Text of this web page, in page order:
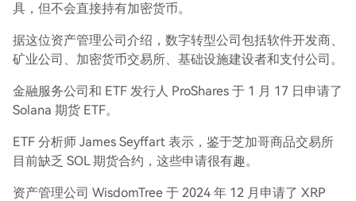
具，但不会直接持有加密货币。
据这位资产管理公司介绍，数字转型公司包括软件开发商、
矿业公司、加密货币交易所、基础设施建设者和支付公司。
金融服务公司和 ETF 发行人 ProShares 于 1 月 17 日申请了
Solana 期货 ETF。
ETF 分析师 James Seyffart 表示，鉴于芝加哥商品交易所
目前缺乏 SOL 期货合约，这些申请很有趣。
资产管理公司 WisdomTree 于 2024 年 12 月申请了 XRP